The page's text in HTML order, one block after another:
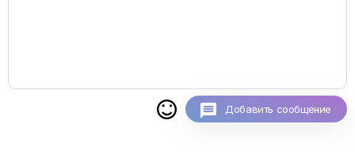
 Добавить сообщение